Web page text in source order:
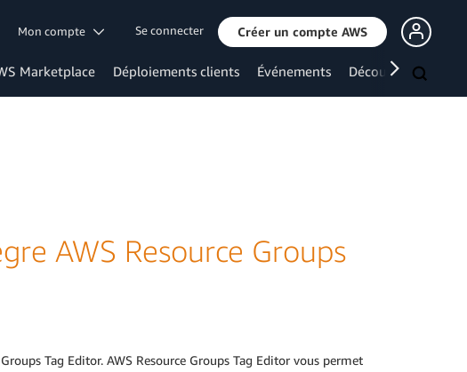
Mon compte Se connecter Créer un compte AWS
Marketplace Déploiements clients Événements Découvrir
AWS Resource Groups
Tag Editor. AWS Resource Groups Tag Editor vous permet